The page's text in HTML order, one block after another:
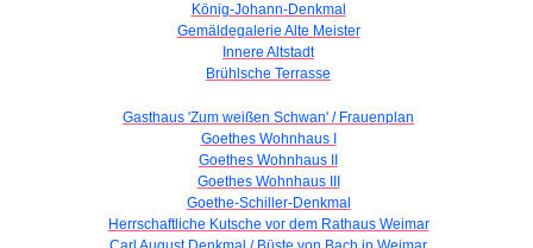
König-Johann-Denkmal
Gemäldegalerie Alte Meister
Innere Altstadt
Brühlsche Terrasse
Gasthaus 'Zum weißen Schwan' / Frauenplan
Goethes Wohnhaus I
Goethes Wohnhaus II
Goethes Wohnhaus III
Goethe-Schiller-Denkmal
Herrschaftliche Kutsche vor dem Rathaus Weimar